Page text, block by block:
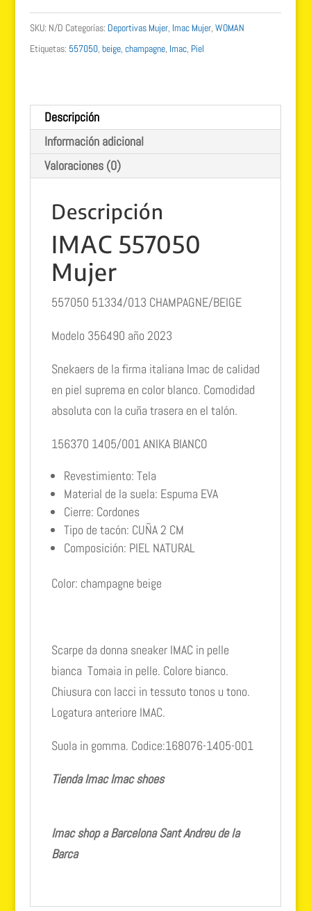
SKU: N/D Categorías: Deportivas Mujer, Imac Mujer, WOMAN
Etiquetas: 557050, beige, champagne, Imac, Piel
Descripción
Información adicional
Valoraciones (0)
Descripción
IMAC 557050
Mujer
557050 51334/013 CHAMPAGNE/BEIGE
Modelo 356490 año 2023
Snekaers de la firma italiana Imac de calidad
en piel suprema en color blanco. Comodidad
absoluta con la cuña trasera en el talón.
156370 1405/001 ANIKA BIANCO
Revestimiento: Tela
Material de la suela: Espuma EVA
Cierre: Cordones
Tipo de tacón: CUÑA 2 CM
Composición: PIEL NATURAL
Color: champagne beige
Scarpe da donna sneaker IMAC in pelle
bianca Tomaia in pelle. Colore bianco.
Chiusura con lacci in tessuto tonos u tono.
Logatura anteriore IMAC.
Suola in gomma. Codice:168076-1405-001
Tienda Imac Imac shoes
Imac shop a Barcelona Sant Andreu de la
Barca